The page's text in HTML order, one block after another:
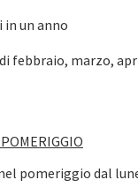
in un anno
febbraio, marzo,
pomeriggio dal